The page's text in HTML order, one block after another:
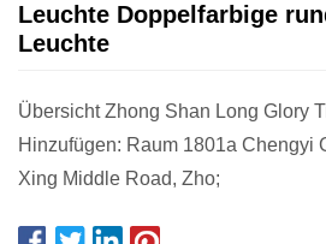
Leuchte Doppelfarbige
Leuchte
Übersicht Zhong Shan Long Glory
Hinzufügen: Raum 1801a Chengyi
Xing Middle Road, Zho;